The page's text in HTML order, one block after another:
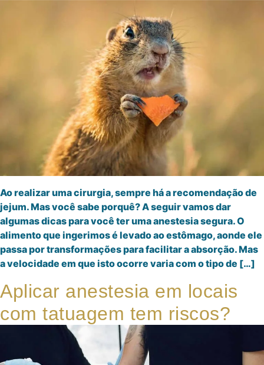
Ao realizar uma cirurgia, sempre há a recomendação de
jejum. Mas você sabe porquê? A seguir vamos dar
algumas dicas para você ter uma anestesia segura. O
alimento que ingerimos é levado ao estômago, aonde ele
passa por transformações para facilitar a absorção. Mas
a velocidade em que isto ocorre varia com o tipo de […]
Aplicar anestesia em locais
com tatuagem tem riscos?